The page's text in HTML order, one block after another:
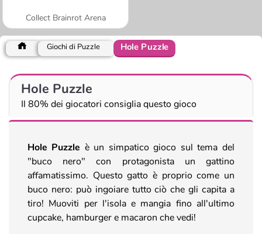
Collect Brainrot Arena
Giochi di Puzzle Hole Puzzle
Hole Puzzle
Il 80% dei giocatori consiglia questo gioco
Hole Puzzle è un simpatico gioco sul tema del
"buco nero" con protagonista un gattino
affamatissimo. Questo gatto è proprio come un
buco nero: può ingoiare tutto ciò che gli capita a
tiro! Muoviti per l'isola e mangia fino all'ultimo
cupcake, hamburger e macaron che vedi!